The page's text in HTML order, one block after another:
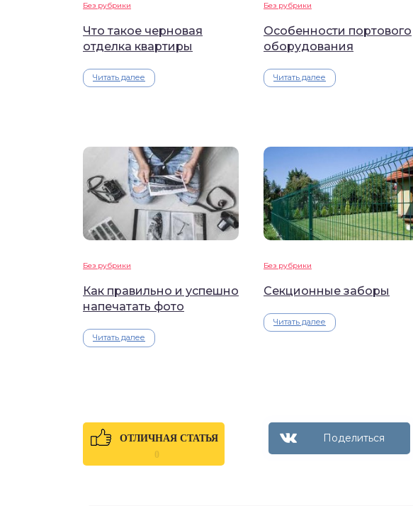
Без рубрики
Что такое черновая
отделка квартиры
Читать далее
Без рубрики
Особенности портового
оборудования
Читать далее
Без рубрики
Как правильно и успешно
напечатать фото
Читать далее
Без рубрики
Секционные заборы
Читать далее
ОТЛИЧНАЯ СТАТЬЯ
0